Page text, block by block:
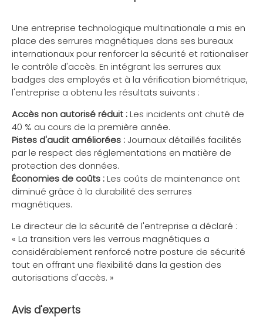
Une entreprise technologique multinationale a mis en
place des serrures magnétiques dans ses bureaux
internationaux pour renforcer la sécurité et rationaliser
le contrôle d'accès. En intégrant les serrures aux
badges des employés et à la vérification biométrique,
l'entreprise a obtenu les résultats suivants :
Accès non autorisé réduit :Les incidents ont chuté de
40 % au cours de la première année.
Pistes d'audit améliorées : Journaux détaillés facilités
par le respect des réglementations en matière de
protection des données.
Économies de coûts :Les coûts de maintenance ont
diminué grâce à la durabilité des serrures
magnétiques.
Le directeur de la sécurité de l'entreprise a déclaré :
« La transition vers les verrous magnétiques a
considérablement renforcé notre posture de sécurité
tout en offrant une flexibilité dans la gestion des
autorisations d'accès. »
Avis d'experts